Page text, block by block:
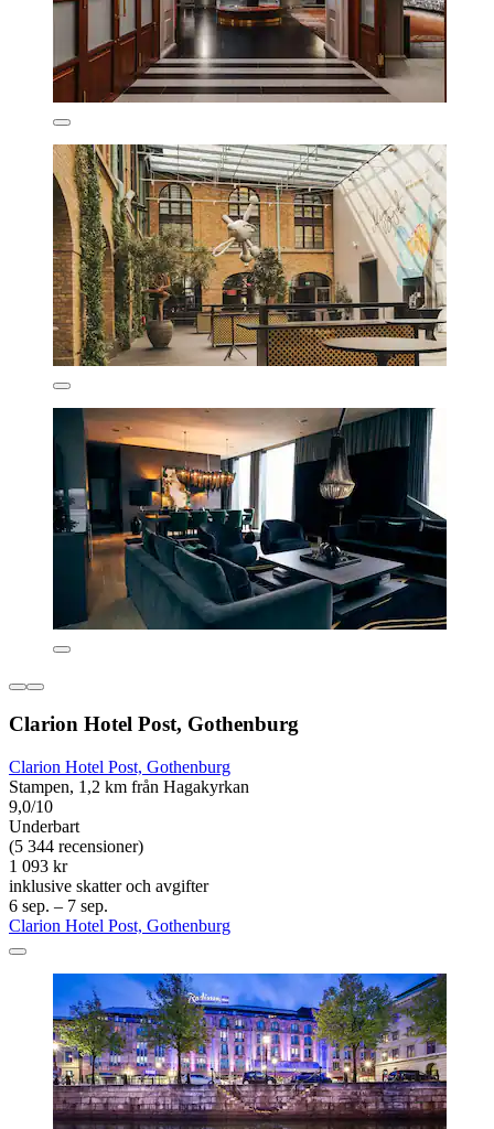
Clarion Hotel Post, Gothenburg
Clarion Hotel Post, Gothenburg
Stampen, 1,2 km från Hagakyrkan
9,0/10
Underbart
(5 344 recensioner)
1 093 kr
inklusive skatter och avgifter
6 sep. – 7 sep.
Clarion Hotel Post, Gothenburg